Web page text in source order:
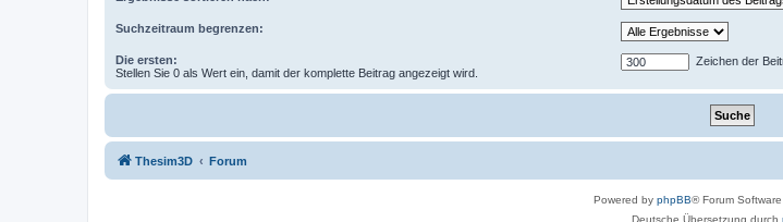
Suchzeitraum begrenzen:
Die ersten:
Stellen Sie 0 als Wert ein, damit der komplette Beitrag angezeigt wird.
Zeichen der
Thesim3D Forum
Powered by phpBB® Forum
Deutsche Übersetzung durch